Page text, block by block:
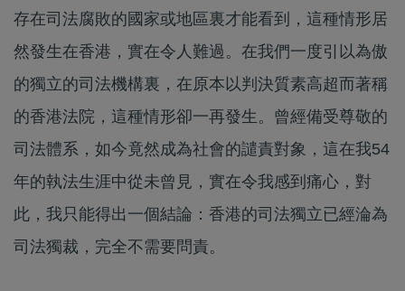
存在司法腐敗的國家或地區裏才能看到，這種情形居
然發生在香港，實在令人難過。在我們一度引以為傲
的獨立的司法機構裏，在原本以判決質素高超而著稱
的香港法院，這種情形卻一再發生。曾經備受尊敬的
司法體系，如今竟然成為社會的譴責對象，這在我54
年的執法生涯中從未曾見，實在令我感到痛心，對
此，我只能得出一個結論：香港的司法獨立已經淪為
司法獨裁，完全不需要問責。